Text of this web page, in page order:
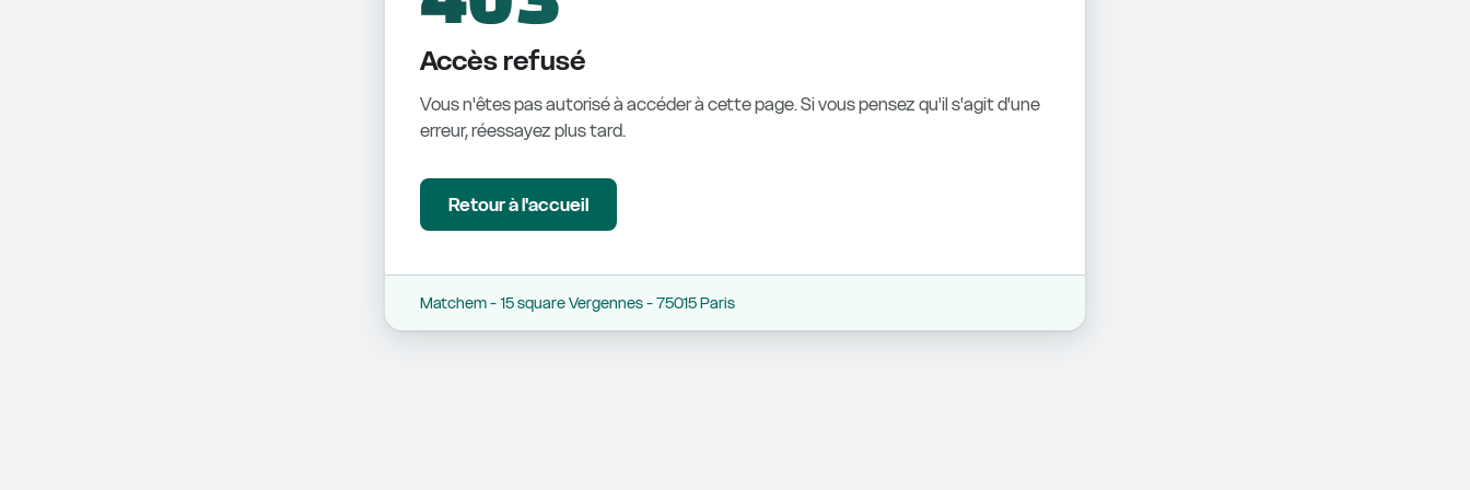
Accès refusé
Vous n'êtes pas autorisé à accéder à cette page. Si vous pensez qu'il s'agit d'une
erreur, réessayez plus tard.
Retour à l'accueil
Matchem - 15 square Vergennes - 75015 Paris